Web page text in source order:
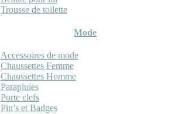
Trousse de toilette
Mode
Accessoires de mode
Chaussettes Femme
Chaussettes Homme
Parapluies
Porte clefs
Pin’s et Badges